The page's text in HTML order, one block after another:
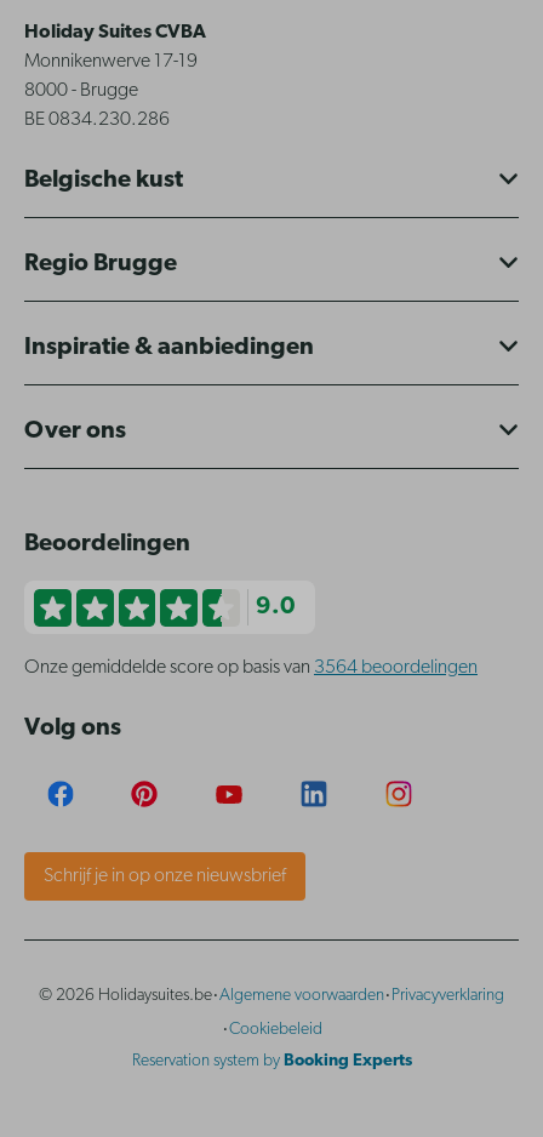
Holiday Suites CVBA
Monnikenwerve 17-19
8000 - Brugge
BE 0834.230.286
Belgische kust
Regio Brugge
Inspiratie & aanbiedingen
Over ons
Beoordelingen
9.0
Onze gemiddelde score op basis van 3564 beoordelingen
Volg ons
Schrijf je in op onze nieuwsbrief
© 2026 Holidaysuites.be·Algemene voorwaarden· Privacyverklaring
·Cookiebeleid
Reservation system by Booking Experts